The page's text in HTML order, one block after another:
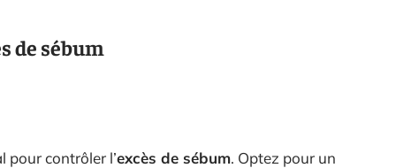
de sébum
pour contrôler l’excès de sébum. Optez pour un